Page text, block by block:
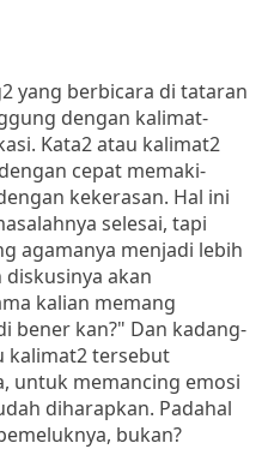
yang berbicara di tataran
dengan kalimat-
Kata2 atau kalimat2
cepat memaki-
kekerasan. Hal ini
selesai, tapi
agamanya menjadi lebih
akan
kalian memang
bener kan?" Dan kadang-
kalimat2 tersebut
untuk memancing emosi
diharapkan. Padahal
bukan?